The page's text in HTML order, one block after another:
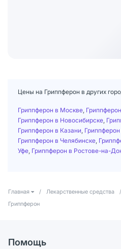
Цены на Гриппферон в других
Гриппферон в Москве
Гриппферон в Новосибирске
Гриппферон в Казани
Гриппферон в Челябинске
Уфе Гриппферон в Ростове-на-
Главная / Лекарственные средства /
Гриппферон
Помощь